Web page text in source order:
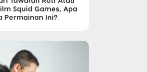
Squid Games, Apa
Permainan Ini?